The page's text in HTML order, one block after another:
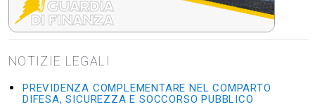
NOTIZIE LEGALI
PREVIDENZA COMPLEMENTARE NEL COMPARTO
DIFESA, SICUREZZA E SOCCORSO PUBBLICO